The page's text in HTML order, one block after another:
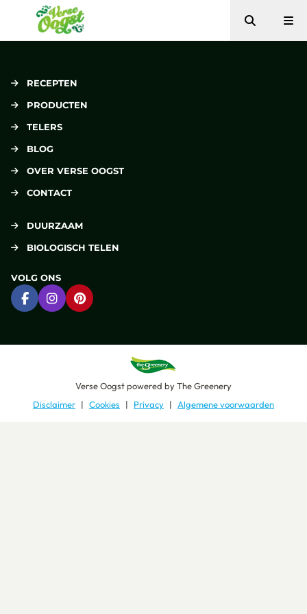
Verse Oogst
Zoeken
RECEPTEN
PRODUCTEN
TELERS
BLOG
OVER VERSE OOGST
CONTACT
DUURZAAM
BIOLOGISCH TELEN
VOLG ONS
Ga naar Facebook
Ga naar Instagram
Ga naar Pinterest
Verse Oogstpowered byThe Greenery
Disclaimer
Cookies Privacy Algemene voorwaarden